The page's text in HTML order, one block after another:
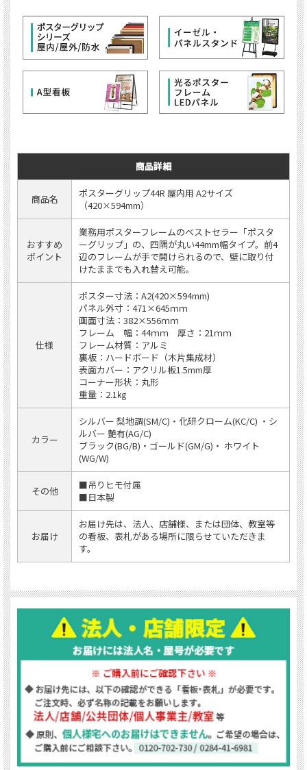
商品詳細
商品名
ポスターグリップ44R 屋内用 A2サイズ
（420×594mm）
おすすめ
ポイント
業務用ポスターフレームのベストセラー「ポスタ
ーグリップ」の、四隅が丸い44mm幅タイプ。前4
辺のフレームが手で開けられるので、壁に取り付
けたままでも入れ替え可能。
仕様
ポスター寸法：A2(420×594mm)
パネル外寸：471×645ｍｍ
画面寸法：382×556ｍｍ
フレーム 幅：44ｍｍ 厚さ：21ｍｍ
フレーム材質：アルミ
裏板：ハードボード（木片集成材）
表面カバー：アクリル板1.5mm厚
コーナー形状：丸形
重量：2.1㎏
カラー
シルバー 梨地調(SM/C)・化研クローム(KC/C) ・シ
ルバー 艶有(AG/C)
ブラック(BG/B)・ゴールド(GM/G)・ ホワイト
(WG/W)
その他
■吊りヒモ付属
■日本製
お届け
お届け先は、法人、店舗様、または団体、教室等
の看板、表札がある場所に限らせていただきま
す。